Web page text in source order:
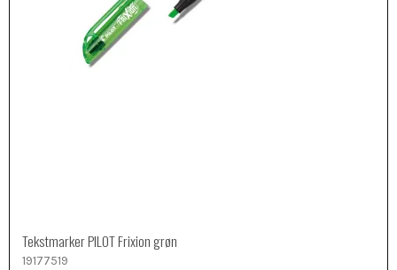
Tekstmarker PILOT Frixion grøn
19177519